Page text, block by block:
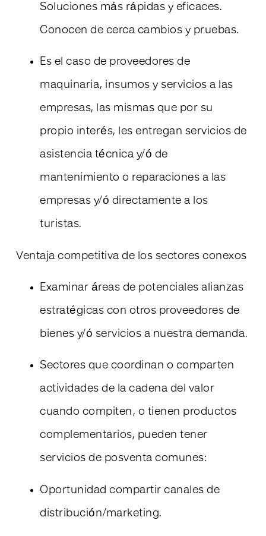
Soluciones más rápidas y eficaces.
Conocen de cerca cambios y pruebas.
Es el caso de proveedores de
maquinaria, insumos y servicios a las
empresas, las mismas que por su
propio interés, les entregan servicios de
asistencia técnica y/ó de
mantenimiento o reparaciones a las
empresas y/ó directamente a los
turistas.
Ventaja competitiva de los sectores conexos
Examinar áreas de potenciales alianzas
estratégicas con otros proveedores de
bienes y/ó servicios a nuestra demanda.
Sectores que coordinan o comparten
actividades de la cadena del valor
cuando compiten, o tienen productos
complementarios, pueden tener
servicios de posventa comunes:
Oportunidad compartir canales de
distribución/marketing.